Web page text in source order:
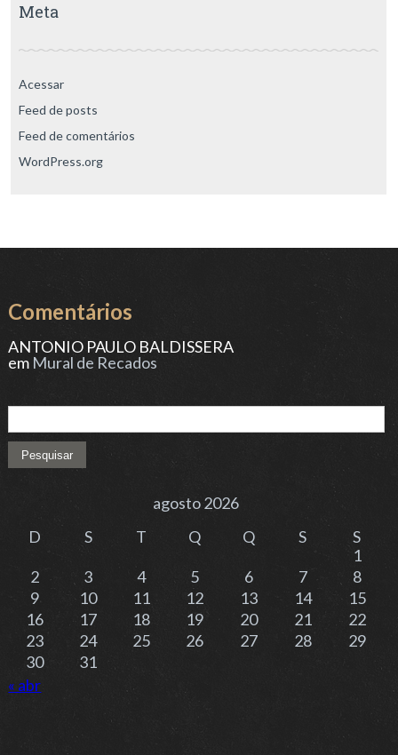
Meta
Acessar
Feed de posts
Feed de comentários
WordPress.org
Comentários
ANTONIO PAULO BALDISSERA
em Mural de Recados
Pesquisar por:
agosto 2026
D
S T Q Q S
S
1
2
3 4 5 6 7
8
9
10 11 12 13 14
15
16
17 18 19 20 21
22
23
24 25 26 27 28
29
30
31
« abr